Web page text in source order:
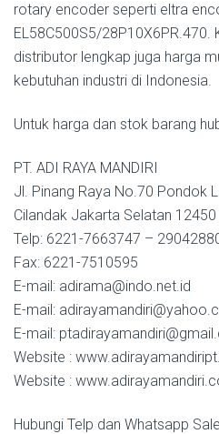
rotary encoder seperti eltra
EL58C500S5/28P10X6PR.470.
distributor lengkap juga harga
kebutuhan industri di Indonesia.
Untuk harga dan stok barang
PT. ADI RAYA MANDIRI
Jl. Pinang Raya No.70 Pondok
Cilandak Jakarta Selatan
Telp: 6221-7663747 –
Fax: 6221-7510595
E-mail: adirama@indo.net.id
E-mail:
E-mail:
Website :
Website :
Hubungi Telp dan Whatsapp